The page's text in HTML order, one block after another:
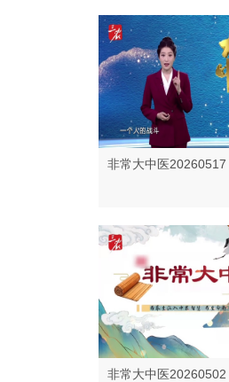
非常大中医20260517
非常大中医20260502